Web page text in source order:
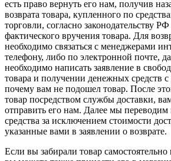
есть право вернуть его нам, получив
возврата товара, купленного по
торговли, согласно законодательству
фактического вручения товара. Для
необходимо связаться с менеджерами
телефону, либо по электронной почте,
необходимо написать заявление в
товара и получении денежных средств
почему вам не подошел товар. После
товар посредством службы доставки,
отправить его нам. Далее мы
средства за исключением стоимости
указанные вами в заявлении о возврате.
Если вы забирали товар самостоятельно